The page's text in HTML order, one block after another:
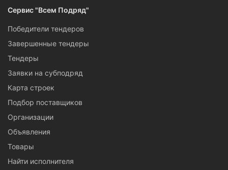
Сервис "Всем Подряд"
Победители тендеров
Завершенные тендеры
Тендеры
Заявки на субподряд
Карта строек
Подбор поставщиков
Организации
Объявления
Товары
Найти исполнителя